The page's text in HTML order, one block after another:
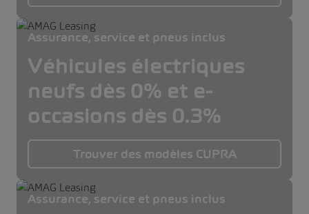
Assurance, service et pneus inclus
Véhicules électriques
neufs dès 0% et e-
occasions dès 0.3%
Trouver des modèles CUPRA
Assurance, service et pneus inclus